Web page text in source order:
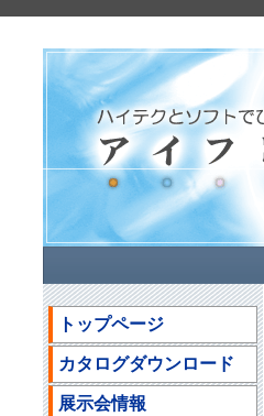
トップページ
カタログダウンロード
展示会情報